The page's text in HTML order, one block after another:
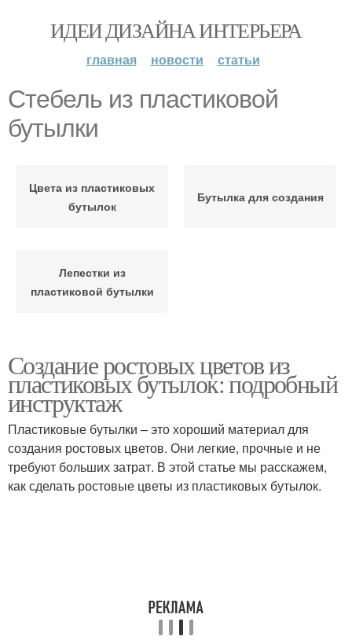
ИДЕИ ДИЗАЙНА ИНТЕРЬЕРА
главная новости статьи
Стебель из пластиковой
бутылки
Цвета из пластиковых
бутылок
Бутылка для создания
Лепестки из
пластиковой бутылки
Создание ростовых цветов из
пластиковых бутылок: подробный
инструктаж
Пластиковые бутылки – это хороший материал для
создания ростовых цветов. Они легкие, прочные и не
требуют больших затрат. В этой статье мы расскажем,
как сделать ростовые цветы из пластиковых бутылок.